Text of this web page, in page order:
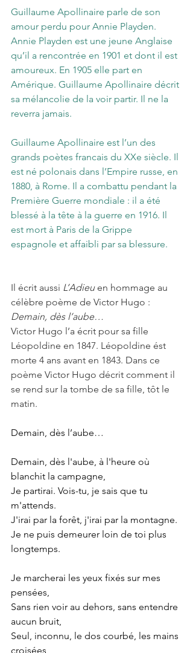
Guillaume Apollinaire parle de son
amour perdu pour Annie Playden.
Annie Playden est une jeune Anglaise
qu’il a rencontrée en 1901 et dont il est
amoureux. En 1905 elle part en
Amérique. Guillaume Apollinaire décrit
sa mélancolie de la voir partir. Il ne la
reverra jamais.
Guillaume Apollinaire est l’un des
grands poètes francais du XXe siècle. Il
est né polonais dans l’Empire russe, en
1880, à Rome. Il a combattu pendant la
Première Guerre mondiale : il a été
blessé à la tête à la guerre en 1916. Il
est mort à Paris de la Grippe
espagnole et affaibli par sa blessure.
Il écrit aussi L’Adieu en hommage au
célèbre poème de Victor Hugo :
Demain, dès l’aube…
Victor Hugo l’a écrit pour sa fille
Léopoldine en 1847. Léopoldine ést
morte 4 ans avant en 1843. Dans ce
poème Victor Hugo décrit comment il
se rend sur la tombe de sa fille, tôt le
matin.
Demain, dès l’aube…
Demain, dès l'aube, à l'heure où
blanchit la campagne,
Je partirai. Vois-tu, je sais que tu
m'attends.
J'irai par la forêt, j'irai par la montagne.
Je ne puis demeurer loin de toi plus
longtemps.
Je marcherai les yeux fixés sur mes
pensées,
Sans rien voir au dehors, sans entendre
aucun bruit,
Seul, inconnu, le dos courbé, les mains
croisées,